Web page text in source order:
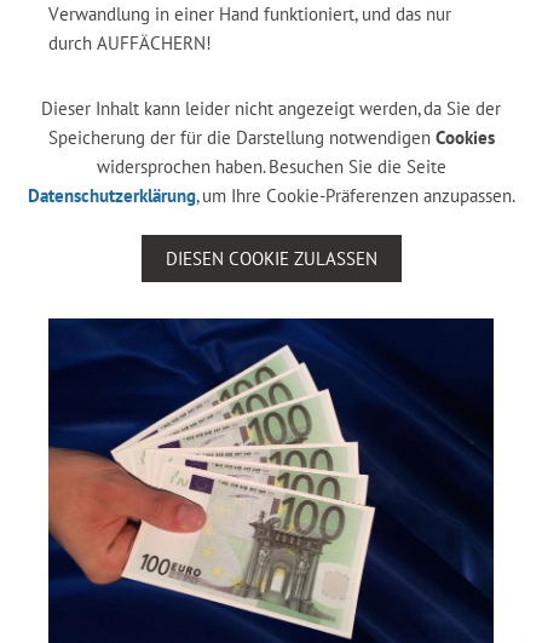
Verwandlung in einer Hand funktioniert, und das nur
durch AUFFÄCHERN!
Dieser Inhalt kann leider nicht angezeigt werden, da Sie der
Speicherung der für die Darstellung notwendigen Cookies
widersprochen haben. Besuchen Sie die Seite
Datenschutzerklärung, um Ihre Cookie-Präferenzen anzupassen.
DIESEN COOKIE ZULASSEN